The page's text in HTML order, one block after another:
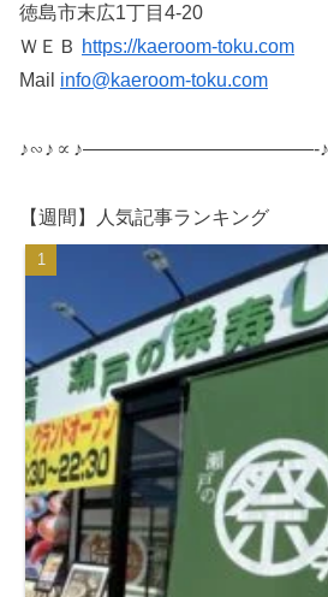
徳島市末広1丁目4-20
ＷＥＢ https://kaeroom-toku.com
Mail info@kaeroom-toku.com
♪∽♪∝♪————————————-
【週間】人気記事ランキング